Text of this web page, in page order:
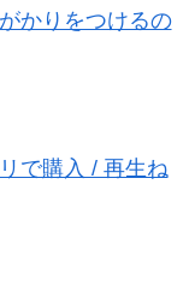
かりをつけるの
で購入 / 再生ね